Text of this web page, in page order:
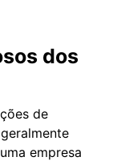
dos
de
empresa